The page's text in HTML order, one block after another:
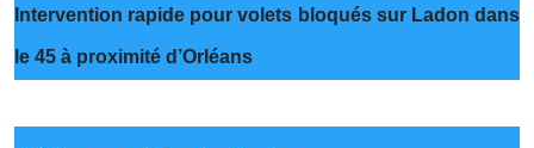
Intervention rapide pour volets bloqués sur Ladon dans
le 45 à proximité d’Orléans